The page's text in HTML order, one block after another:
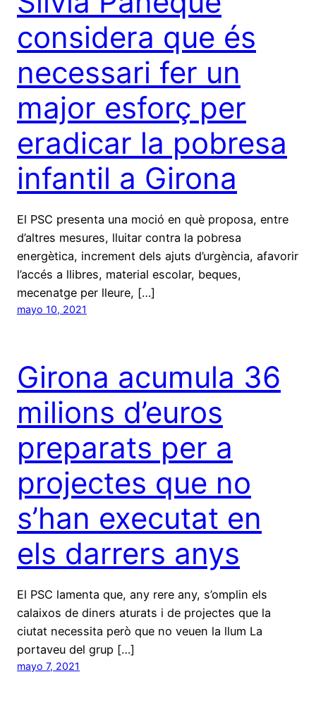
considera que és
necessari fer un
major esforç per
eradicar la pobresa
infantil a Girona
El PSC presenta una moció en què proposa, entre
d’altres mesures, lluitar contra la pobresa
energètica, increment dels ajuts d’urgència, afavorir
l’accés a llibres, material escolar, beques,
mecenatge per lleure, […]
mayo 10, 2021
Girona acumula 36
milions d’euros
preparats per a
projectes que no
s’han executat en
els darrers anys
El PSC lamenta que, any rere any, s’omplin els
calaixos de diners aturats i de projectes que la
ciutat necessita però que no veuen la llum La
portaveu del grup […]
mayo 7, 2021